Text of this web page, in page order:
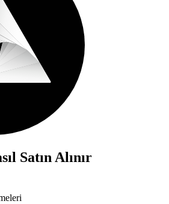
Satın Alınır